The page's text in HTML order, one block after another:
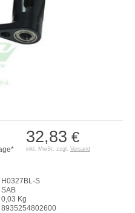
32,83 €
inkl. MwSt. zzgl. Versand
H0327BL-S
SAB
0,03 Kg
8935254802600